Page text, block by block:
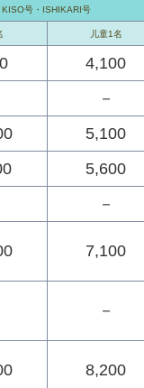
KISO号・ISHIKARI号
儿童1名
4,100
－
5,100
5,600
－
7,100
－
8,200